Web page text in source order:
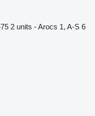
2 units - Arocs 1, A-S 6